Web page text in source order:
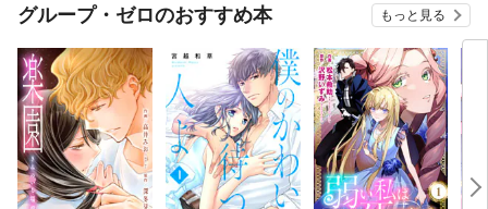
グループ・ゼロのおすすめ本 もっと見る